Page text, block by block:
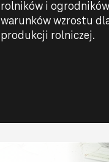
rolników i
warunków wzrostu
produkcji rolniczej.